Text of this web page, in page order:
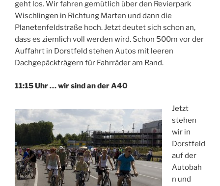
geht los. Wir fahren gemütlich über den Revierpark
Wischlingen in Richtung Marten und dann die
Planetenfeldstraße hoch. Jetzt deutet sich schon an,
dass es ziemlich voll werden wird. Schon 500m vor der
Auffahrt in Dorstfeld stehen Autos mit leeren
Dachgepäckträgern für Fahrräder am Rand.
11:15 Uhr … wir sind an der A40
Jetzt
stehen
wir in
Dorstfeld
auf der
Autobah
n und